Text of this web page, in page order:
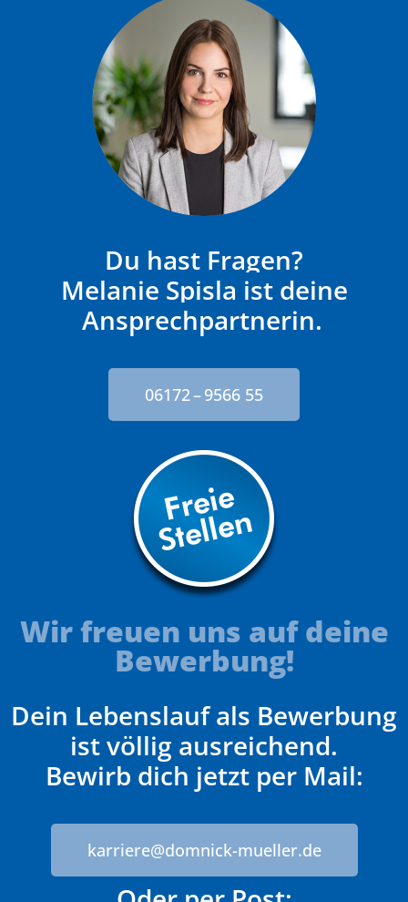
Du hast Fragen?
Melanie Spisla ist deine
Ansprechpartnerin.
06172 – 9566 55
Wir freuen uns auf deine
Bewerbung!
Dein Lebenslauf als Bewerbung
ist völlig ausreichend.
Bewirb dich jetzt per Mail:
karriere@domnick-mueller.de